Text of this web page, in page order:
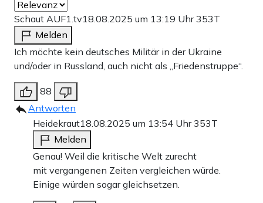
Schaut AUF1.tv18.08.2025 um 13:19 Uhr353T
Melden
Ich möchte kein deutsches Militär in der Ukraine
und/oder in Russland, auch nicht als „Friedenstruppe“.
88
Antworten
Heidekraut18.08.2025 um 13:54 Uhr353T
Melden
Genau! Weil die kritische Welt zurecht
mit vergangenen Zeiten vergleichen würde.
Einige würden sogar gleichsetzen.